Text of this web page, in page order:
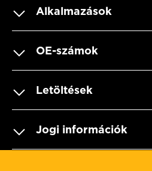
Alkalmazások
OE-számok
Letöltések
Jogi információk